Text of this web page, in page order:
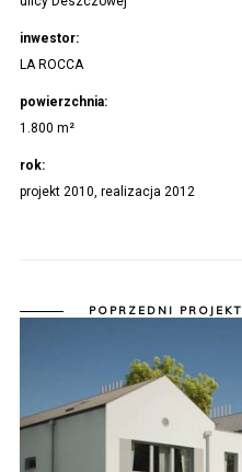
inwestor:
LA ROCCA
powierzchnia:
1.800 m²
rok:
projekt 2010, realizacja 2012
POPRZEDNI PROJEKT